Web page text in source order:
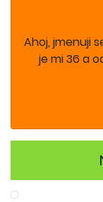
Ahoj, jmenuji
je mi 36 a